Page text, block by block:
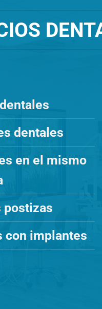
dentales
en el mismo
postizas
con implantes